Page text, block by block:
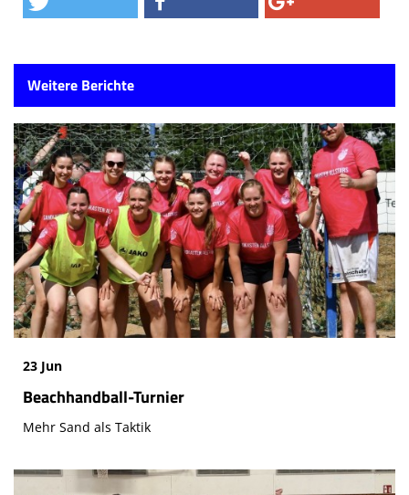
Weitere Berichte
23 Jun
Beachhandball-Turnier
Mehr Sand als Taktik